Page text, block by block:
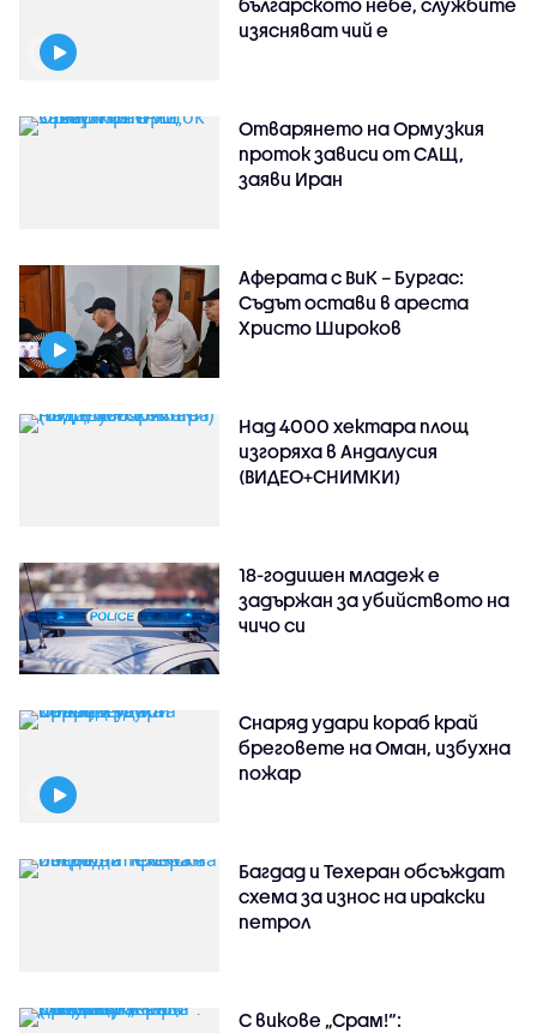
българското небе, службите
изясняват чий е
Отварянето на Ормузкия
проток зависи от САЩ,
заяви Иран
Аферата с ВиК – Бургас:
Съдът остави в ареста
Христо Широков
Над 4000 хектара площ
изгоряха в Андалусия
(ВИДЕО+СНИМКИ)
18-годишен младеж е
задържан за убийството на
чичо си
Снаряд удари кораб край
бреговете на Оман, избухна
пожар
Багдад и Техеран обсъждат
схема за износ на иракски
петрол
С викове „Срам!“: